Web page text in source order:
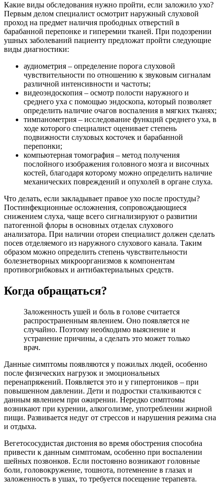
Какие виды обследования нужно пройти, если заложило ухо?
Первым делом специалист осмотрит наружный слуховой
проход на предмет наличия прободных отверстий в
барабанной перепонке и гиперемии тканей. При подозрении
ушных заболеваний пациенту предложат пройти следующие
виды диагностики:
аудиометрия – определение порога слуховой
чувствительности по отношению к звуковым сигналам
различной интенсивности и частоты;
видеоэндоскопия – осмотр полости наружного и
среднего уха с помощью эндоскопа, который позволяет
определить наличие очагов воспаления в мягких тканях;
тимпанометрия – исследование функций среднего уха, в
ходе которого специалист оценивает степень
подвижности слуховых косточек и барабанной
перепонки;
компьютерная томография – метод получения
послойного изображения головного мозга и височных
костей, благодаря которому можно определить наличие
механических повреждений и опухолей в органе слуха.
Что делать, если закладывает правое ухо после простуды?
Постинфекционные осложнения, сопровождающиеся
снижением слуха, чаще всего сигнализируют о развитии
патогенной флоры в основных отделах слухового
анализатора. При наличии отореи специалист должен сделать
посев отделяемого из наружного слухового канала. Таким
образом можно определить степень чувствительности
болезнетворных микроорганизмов к компонентам
противогрибковых и антибактериальных средств.
Когда обращаться?
Заложенность ушей и боль в голове считается
распространенным явлением. Оно появляется не
случайно. Поэтому необходимо выяснение и
устранение причины, а сделать это может только
врач.
Данные симптомы появляются у пожилых людей, особенно
после физических нагрузок и эмоциональных
перенапряжений. Появляется это и у гипертоников – при
повышенном давлении. Дети и подростки сталкиваются с
данным явлением при ожирении. Нередко симптомы
возникают при курении, алкоголизме, употреблении жирной
пищи. Развивается недуг от стрессов и нарушения режима сна
и отдыха.
Вегетососудистая дистония во время обострения способна
привести к данным симптомам, особенно при воспалении
шейных позвонков. Если постоянно возникают головные
боли, головокружение, тошнота, потемнение в глазах и
заложенность в ушах, то требуется посещение терапевта.